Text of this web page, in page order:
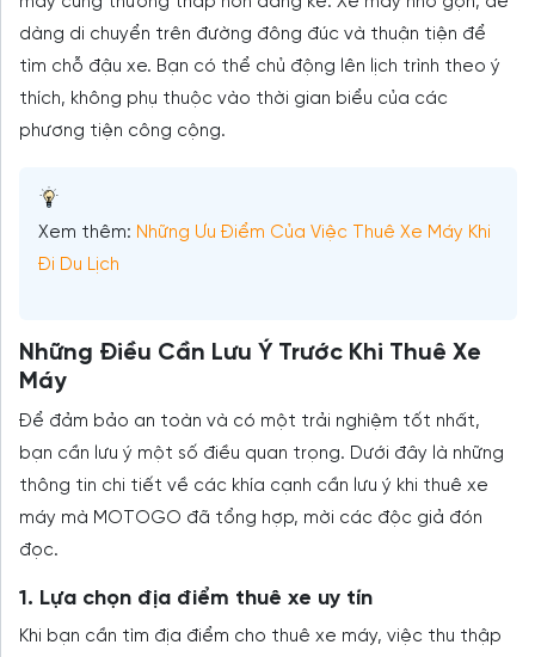
dàng di chuyển trên đường đông đúc và thuận tiện để
tìm chỗ đậu xe. Bạn có thể chủ động lên lịch trình theo ý
thích, không phụ thuộc vào thời gian biểu của các
phương tiện công cộng.
Xem thêm: Những Ưu Điểm Của Việc Thuê Xe Máy Khi
Đi Du Lịch
Những Điều Cần Lưu Ý Trước Khi Thuê Xe
Máy
Để đảm bảo an toàn và có một trải nghiệm tốt nhất,
bạn cần lưu ý một số điều quan trọng. Dưới đây là những
thông tin chi tiết về các khía cạnh cần lưu ý khi thuê xe
máy mà MOTOGO đã tổng hợp, mời các độc giả đón
đọc.
1. Lựa chọn địa điểm thuê xe uy tín
Khi bạn cần tìm địa điểm cho thuê xe máy, việc thu thập